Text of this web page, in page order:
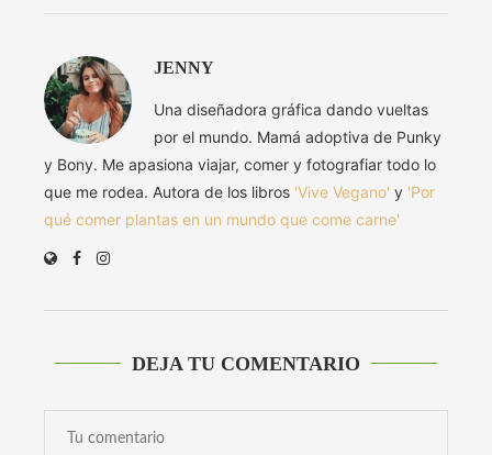
JENNY
Una diseñadora gráfica dando vueltas
por el mundo. Mamá adoptiva de Punky
y Bony. Me apasiona viajar, comer y fotografiar todo lo
que me rodea. Autora de los libros 'Vive Vegano' y 'Por
qué comer plantas en un mundo que come carne'
DEJA TU COMENTARIO